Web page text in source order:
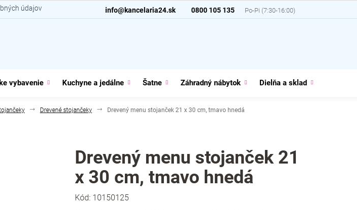
0800 105 135
info@kancelaria24.sk
údajov
vybavenie Kuchyne a jedálne Šatne Záhradný nábytok Dielňa a sklad
Drevené stojančeky Drevený menu stojanček 21 x 30 cm, tmavo hnedá
Drevený menu stojanček 21
x 30 cm, tmavo hnedá
Kód: 10150125